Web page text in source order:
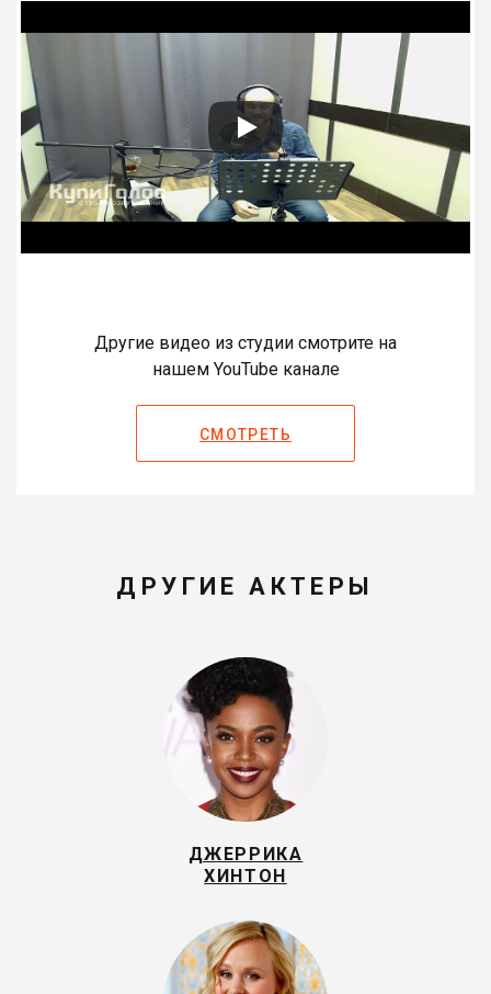
Другие видео из студии смотрите на
нашем YouTube канале
СМОТРЕТЬ
ДРУГИЕ АКТЕРЫ
ДЖЕРРИКА
ХИНТОН